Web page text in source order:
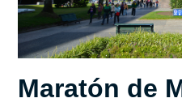
Maratón de